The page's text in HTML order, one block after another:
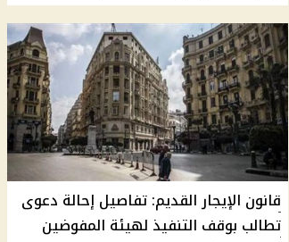
قانون الإيجار القديم: تفاصيل إحالة دعوى
تطالب بوقف التنفيذ لهيئة المفوضين